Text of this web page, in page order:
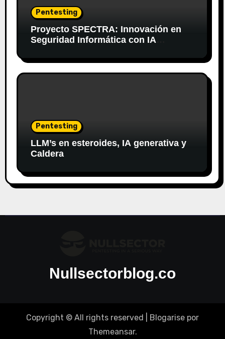
Pentesting
Proyecto SPECTRA: Innovación en
Seguridad Informática con IA
Pentesting
LLM’s en esteroides, IA generativa y
Caldera
Nullsectorblog.co
Copyright © All rights reserved Blogarise por
Themeansar.